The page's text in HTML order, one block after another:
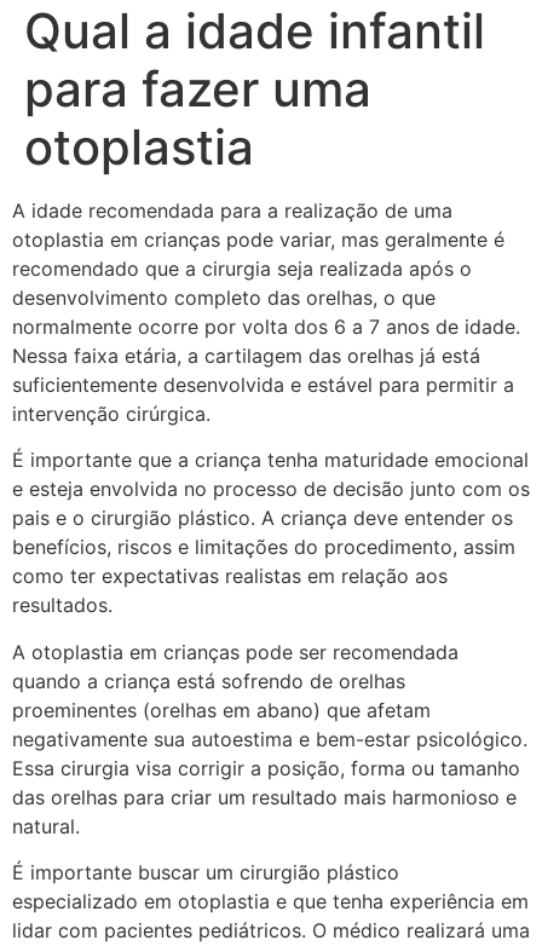
Qual a idade infantil
para fazer uma
otoplastia
A idade recomendada para a realização de uma
otoplastia em crianças pode variar, mas geralmente é
recomendado que a cirurgia seja realizada após o
desenvolvimento completo das orelhas, o que
normalmente ocorre por volta dos 6 a 7 anos de idade.
Nessa faixa etária, a cartilagem das orelhas já está
suficientemente desenvolvida e estável para permitir a
intervenção cirúrgica.
É importante que a criança tenha maturidade emocional
e esteja envolvida no processo de decisão junto com os
pais e o cirurgião plástico. A criança deve entender os
benefícios, riscos e limitações do procedimento, assim
como ter expectativas realistas em relação aos
resultados.
A otoplastia em crianças pode ser recomendada
quando a criança está sofrendo de orelhas
proeminentes (orelhas em abano) que afetam
negativamente sua autoestima e bem-estar psicológico.
Essa cirurgia visa corrigir a posição, forma ou tamanho
das orelhas para criar um resultado mais harmonioso e
natural.
É importante buscar um cirurgião plástico
especializado em otoplastia e que tenha experiência em
lidar com pacientes pediátricos. O médico realizará uma